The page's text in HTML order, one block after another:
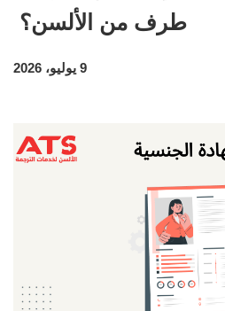
طرف من الألسن؟
9 يوليو، 2026